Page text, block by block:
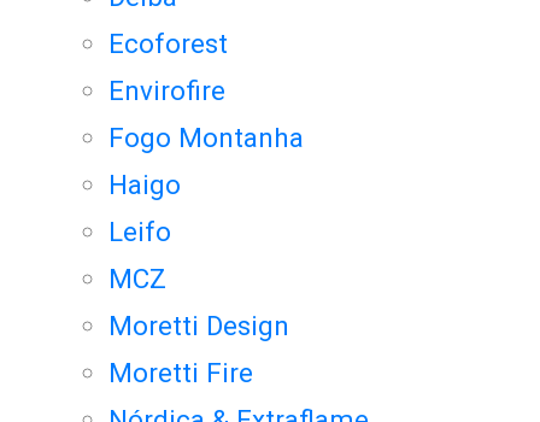
Ecoforest
Envirofire
Fogo Montanha
Haigo
Leifo
MCZ
Moretti Design
Moretti Fire